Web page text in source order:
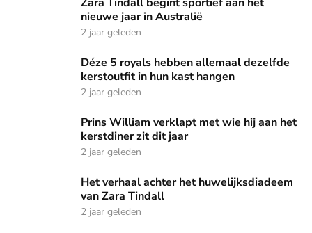
nieuwe jaar in Australië
2 jaar geleden
Déze 5 royals hebben allemaal dezelfde kerstoutfit in hun
Déze 5 royals hebben allemaal dezelfde
kerstoutfit in hun kast hangen
2 jaar geleden
Prins William verklapt met wie hij aan het kerstdiner zit dit
Prins William verklapt met wie hij aan het
kerstdiner zit dit jaar
2 jaar geleden
Het verhaal achter het huwelijksdiadeem van Zara Tindall
Het verhaal achter het huwelijksdiadeem
van Zara Tindall
2 jaar geleden